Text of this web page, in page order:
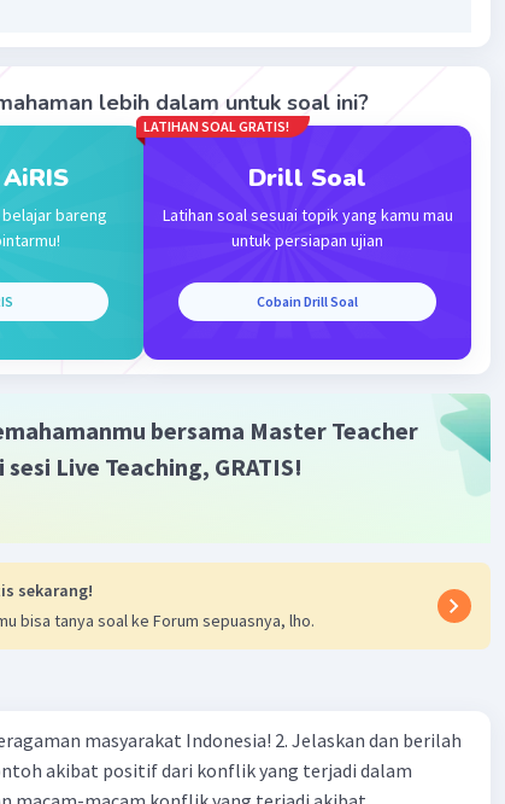
Balas
lebih dalam untuk soal ini?
bareng
LATIHAN SOAL GRATIS!
Drill Soal
Latihan soal sesuai topik yang kamu mau
untuk persiapan ujian
Cobain Drill Soal
bersama Master Teacher
sesi Live Teaching, GRATIS!
sekarang!
bisa tanya soal ke Forum sepuasnya, lho.
Indonesia! 2. Jelaskan dan berilah
akibat positif dari konflik yang terjadi dalam